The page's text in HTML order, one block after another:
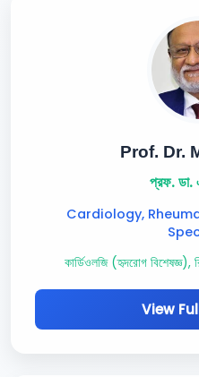
Prof. Dr.
প্রফ. ডা.
Cardiology,
কার্ডিওলজি (হৃদরোগ বিশেষজ্ঞ),
View